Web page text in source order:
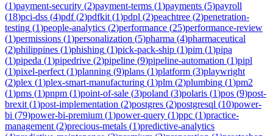
(1)payment-security (2)payment-terms (1)payments (5)payroll
(18)pci-dss (4)pdf(2)pdfkit (1)pdpl (2)peachtree (2)penetration-
testing (1)people-analytics (2)performance (25)performance-review
(1)permissions (1)personalization (5)pharma (4)pharmaceutical
(2)philippines (1)phishing (1)pick-pack-ship (1)pim (1)pipa
(1)pipeda (1)pipedrive (2)pipeline (9)pipeline-automation (1)pipl
(1)pixel-perfect (1)planning (9)plans (1)platform (3)playwright
(2)plex (1)plex-smart-manufacturing (1)plm (2)plumbing (1)pm2
(1)pms (1)pnpm (1)point-of-sale (3)poland (3)polaris (1)pos (9)post-
brexit (1)post-implementation (2)postgres (2)postgresql (10)power-
bi (79)power-bi-premium (1)power-query (1)ppc (1)practice-
management (2)precious-metals (1)predictive-analytics